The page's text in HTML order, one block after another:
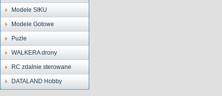
Modele SIKU
Modele Gotowe
Puzle
WALKERA drony
RC zdalnie sterowane
DATALAND Hobby